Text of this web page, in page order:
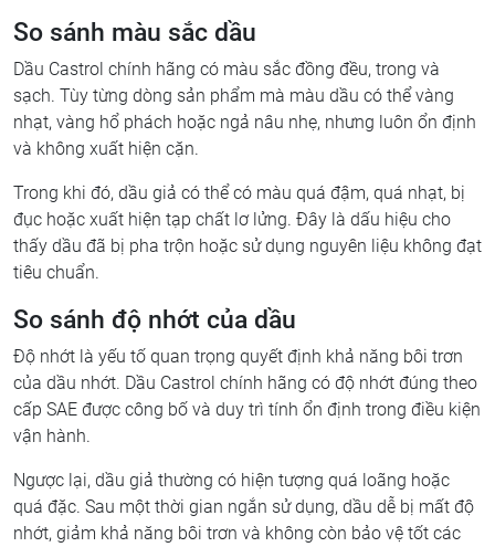
So sánh màu sắc dầu
Dầu Castrol chính hãng có màu sắc đồng đều, trong và
sạch. Tùy từng dòng sản phẩm mà màu dầu có thể vàng
nhạt, vàng hổ phách hoặc ngả nâu nhẹ, nhưng luôn ổn định
và không xuất hiện cặn.
Trong khi đó, dầu giả có thể có màu quá đậm, quá nhạt, bị
đục hoặc xuất hiện tạp chất lơ lửng. Đây là dấu hiệu cho
thấy dầu đã bị pha trộn hoặc sử dụng nguyên liệu không đạt
tiêu chuẩn.
So sánh độ nhớt của dầu
Độ nhớt là yếu tố quan trọng quyết định khả năng bôi trơn
của dầu nhớt. Dầu Castrol chính hãng có độ nhớt đúng theo
cấp SAE được công bố và duy trì tính ổn định trong điều kiện
vận hành.
Ngược lại, dầu giả thường có hiện tượng quá loãng hoặc
quá đặc. Sau một thời gian ngắn sử dụng, dầu dễ bị mất độ
nhớt, giảm khả năng bôi trơn và không còn bảo vệ tốt các